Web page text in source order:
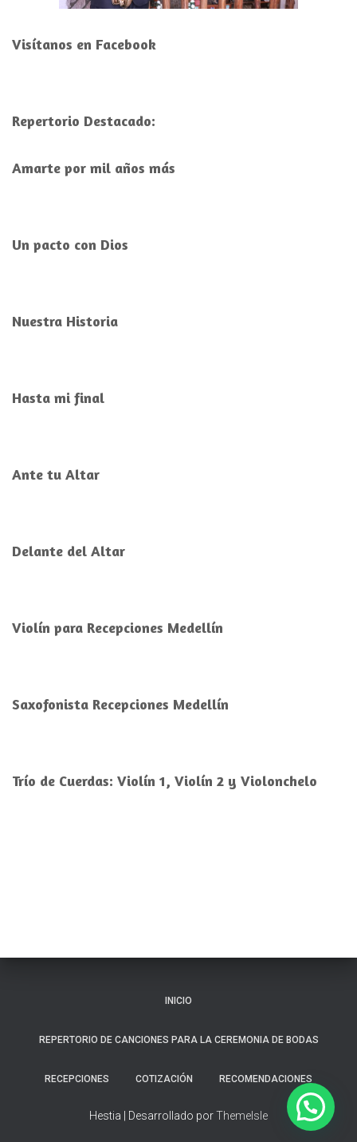
Visítanos en Facebook
Repertorio Destacado:
Amarte por mil años más
Un pacto con Dios
Nuestra Historia
Hasta mi final
Ante tu Altar
Delante del Altar
Violín para Recepciones Medellín
Saxofonista Recepciones Medellín
Trío de Cuerdas: Violín 1, Violín 2 y Violonchelo
INICIO
REPERTORIO DE CANCIONES PARA LA CEREMONIA DE BODAS
RECEPCIONES COTIZACIÓN RECOMENDACIONES
Hestia | Desarrollado porThemeIsle